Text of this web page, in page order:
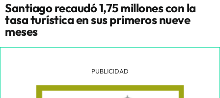
Santiago recaudó 1,75 millones con la
tasa turística en sus primeros nueve
meses
PUBLICIDAD